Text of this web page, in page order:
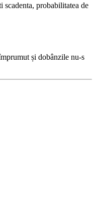
scadenta, probabilitatea de
și dobânzile nu-s